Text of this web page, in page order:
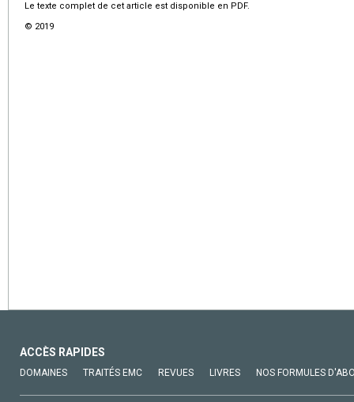
Le texte complet de cet article est disponible en PDF.
© 2019
ACCÈS RAPIDES
DOMAINES TRAITÉS EMC REVUES LIVRES NOS FORMULES